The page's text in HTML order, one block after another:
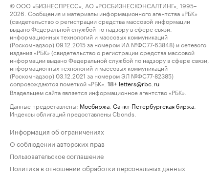
© ООО «БИЗНЕСПРЕСС», АО «РОСБИЗНЕСКОНСАЛТИНГ», 1995–
2026. Сообщения и материалы информационного агентства «РБК»
(свидетельство о регистрации средства массовой информации
выдано Федеральной службой по надзору в сфере связи,
информационных технологий и массовых коммуникаций
(Роскомнадзор) 09.12.2015 за номером ИА №ФС77-63848) и сетевого
издания «РБК» (свидетельство о регистрации средства массовой
информации выдано Федеральной службой по надзору в сфере связи,
информационных технологий и массовых коммуникаций
(Роскомнадзор) 03.12.2021 за номером ЭЛ №ФС77-82385)
сопровождаются пометкой «РБК».
18+ letters@rbc.ru
Владельцем сайта является информационное агентство «РБК».
Данные предоставлены: Мосбиржа Санкт-Петербургская биржа
Индексы облигаций предоставлены Cbonds.
Информация об ограничениях
О соблюдении авторских прав
Пользовательское соглашение
Политика в отношении обработки персональных данных